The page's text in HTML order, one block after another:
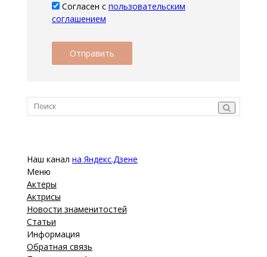
Согласен с пользовательским
соглашением
Наш канал на Яндекс.Дзене
Меню
Актеры
Актрисы
Новости знаменитостей
Статьи
Информация
Обратная связь